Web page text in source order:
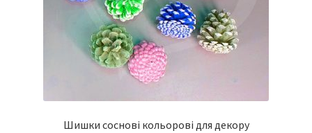
Шишки соснові кольорові для декору